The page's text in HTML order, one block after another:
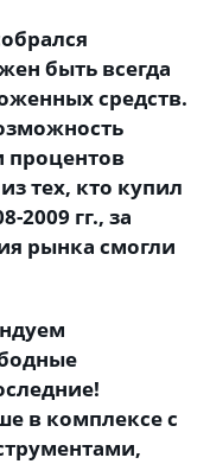
быть всегда
средств.
процентов
тех, кто купил
2009 гг., за
рынка смогли
в комплексе с